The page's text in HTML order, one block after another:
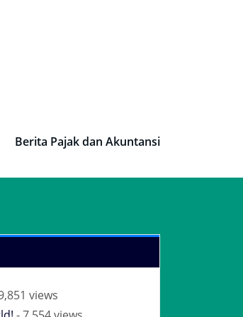
Berita Pajak dan Akuntansi
views